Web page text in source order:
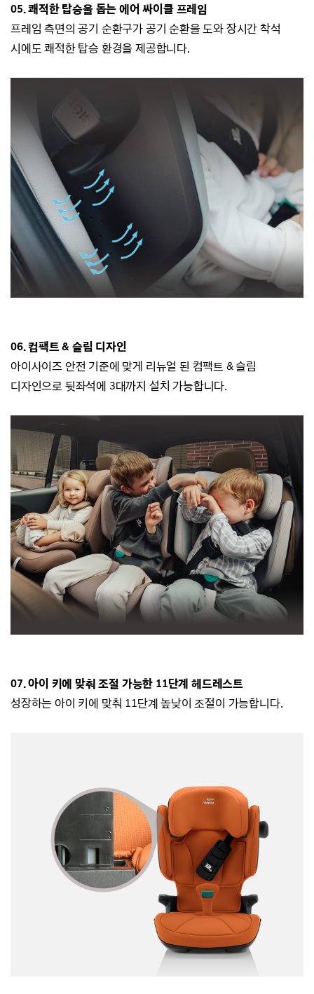
05. 쾌적한 탑승을 돕는 에어 싸이클 프레임
프레임 측면의 공기 순환구가 공기 순환을 도와 장시간 착석
시에도 쾌적한 탑승 환경을 제공합니다.
06. 컴팩트 & 슬림 디자인
아이사이즈 안전 기준에 맞게 리뉴얼 된 컴팩트 & 슬림
디자인으로 뒷좌석에 3대까지 설치 가능합니다.
07. 아이 키에 맞춰 조절 가능한 11단계 헤드레스트
성장하는 아이 키에 맞춰 11단계 높낮이 조절이 가능합니다.